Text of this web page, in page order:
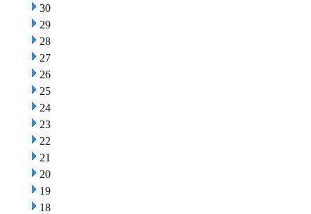
30
29
28
27
26
25
24
23
22
21
20
19
18